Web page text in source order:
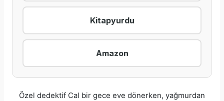
Kitapyurdu
Amazon
Özel dedektif Cal bir gece eve dönerken, yağmurdan